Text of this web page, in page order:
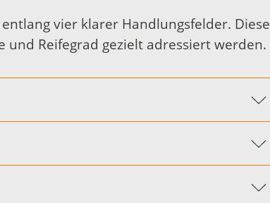
vier klarer Handlungsfelder. Diese
und Reifegrad gezielt adressiert werden.